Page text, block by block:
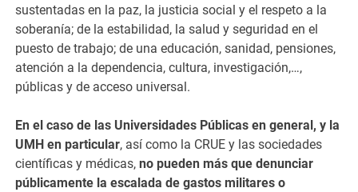
sustentadas en la paz, la justicia social y el respeto a la
soberanía; de la estabilidad, la salud y seguridad en el
puesto de trabajo; de una educación, sanidad, pensiones,
atención a la dependencia, cultura, investigación,…,
públicas y de acceso universal.
En el caso de las Universidades Públicas en general, y la
UMH en particular, así como la CRUE y las sociedades
científicas y médicas,no pueden más que denunciar
públicamente la escalada de gastos militares o